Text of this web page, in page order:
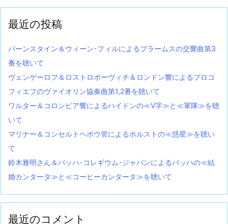
最近の投稿
バーンスタイン＆ウィーン･フィルによるブラームスの交響曲第3
番を聴いて
ヴェンゲーロフ＆ロストロポーヴィチ＆ロンドン響によるプロコ
フィエフのヴァイオリン協奏曲第1,2番を聴いて
ワルター＆コロンビア響によるハイドンの≪V字≫と≪軍隊≫を聴
いて
マリナー＆コンセルトヘボウ管によるホルストの≪惑星≫を聴い
て
鈴木雅明さん＆バッハ･コレギウム･ジャパンによるバッハの≪結
婚カンタータ≫と≪コーヒーカンタータ≫を聴いて
最近のコメント